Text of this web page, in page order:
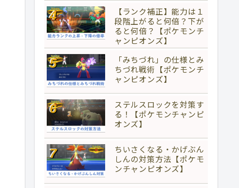
【ランク補正】能力は１
段階上がると何倍？下が
ると何倍？【ポケモンチ
ャンピオンズ】
「みちづれ」の仕様とみ
ちづれ戦術【ポケモンチ
ャンピオンズ】
ステルスロックを対策す
る！【ポケモンチャンピ
オンズ】
ちいさくなる・かげぶん
しんの対策方法【ポケモ
ンチャンピオンズ】